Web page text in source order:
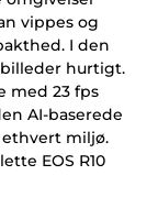
vippes og
I den
hurtigt.
med 23 fps
AI-baserede
miljø.
EOS R10